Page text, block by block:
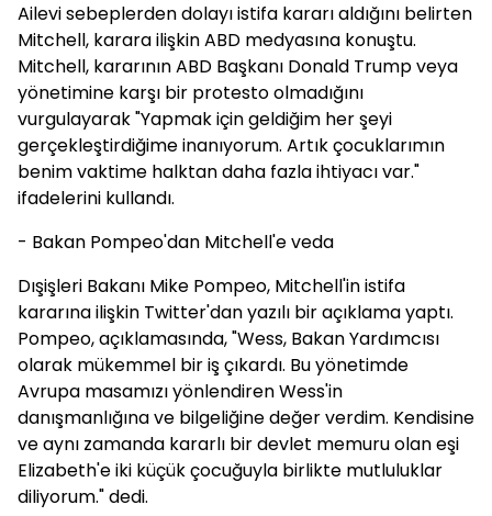
Ailevi sebeplerden dolayı istifa kararı aldığını belirten
Mitchell, karara ilişkin ABD medyasına konuştu.
Mitchell, kararının ABD Başkanı Donald Trump veya
yönetimine karşı bir protesto olmadığını
vurgulayarak "Yapmak için geldiğim her şeyi
gerçekleştirdiğime inanıyorum. Artık çocuklarımın
benim vaktime halktan daha fazla ihtiyacı var."
ifadelerini kullandı.
- Bakan Pompeo'dan Mitchell'e veda
Dışişleri Bakanı Mike Pompeo, Mitchell'in istifa
kararına ilişkin Twitter'dan yazılı bir açıklama yaptı.
Pompeo, açıklamasında, "Wess, Bakan Yardımcısı
olarak mükemmel bir iş çıkardı. Bu yönetimde
Avrupa masamızı yönlendiren Wess'in
danışmanlığına ve bilgeliğine değer verdim. Kendisine
ve aynı zamanda kararlı bir devlet memuru olan eşi
Elizabeth'e iki küçük çocuğuyla birlikte mutluluklar
diliyorum." dedi.